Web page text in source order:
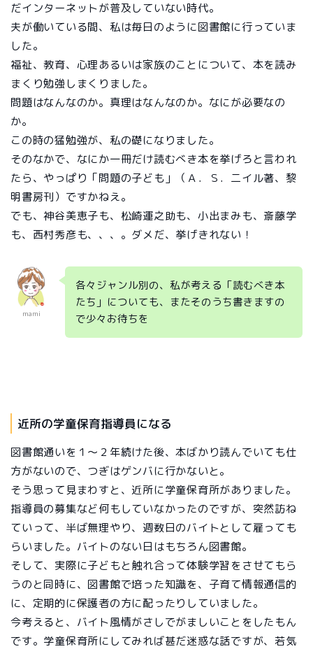
だインターネットが普及していない時代。
夫が働いている間、私は毎日のように図書館に行っていま
した。
福祉、教育、心理あるいは家族のことについて、本を読み
まくり勉強しまくりました。
問題はなんなのか。真理はなんなのか。なにが必要なの
か。
この時の猛勉強が、私の礎になりました。
そのなかで、なにか一冊だけ読むべき本を挙げろと言われ
たら、やっぱり「問題の子ども」（Ａ．Ｓ．二イル著、黎
明書房刊）ですかねえ。
でも、神谷美恵子も、松崎運之助も、小出まみも、斎藤学
も、西村秀彦も、、、。ダメだ、挙げきれない！
mami
各々ジャンル別の、私が考える「読むべき本
たち」についても、またそのうち書きますの
で少々お待ちを
近所の学童保育指導員になる
図書館通いを１～２年続けた後、本ばかり読んでいても仕
方がないので、つぎはゲンバに行かないと。
そう思って見まわすと、近所に学童保育所がありました。
指導員の募集など何もしていなかったのですが、突然訪ね
ていって、半ば無理やり、週数日のバイトとして雇っても
らいました。バイトのない日はもちろん図書館。
そして、実際に子どもと触れ合って体験学習をさせてもら
うのと同時に、図書館で培った知識を、子育て情報通信的
に、定期的に保護者の方に配ったりしていました。
今考えると、バイト風情がさしでがましいことをしたもん
です。学童保育所にしてみれば甚だ迷惑な話ですが、若気